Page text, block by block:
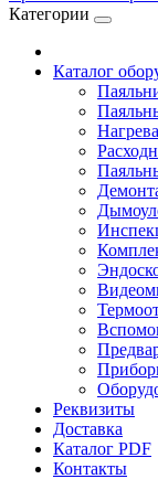
Категории
Каталог
Реквизиты
Доставка
Каталог PDF
Контакты